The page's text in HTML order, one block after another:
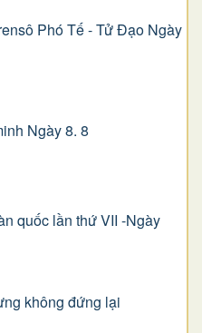
Phó Tế - Tử Đạo Ngày
Ngày 8. 8
quốc lần thứ VII -Ngày
không đứng lại